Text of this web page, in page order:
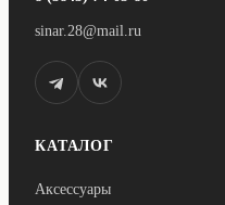
sinar.28@mail.ru
КАТАЛОГ
Аксессуары